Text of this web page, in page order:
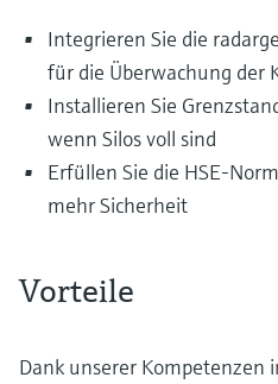
Integrieren Sie die
für die Überwachung der
Installieren Sie
wenn Silos voll sind
Erfüllen Sie die HSE-
mehr Sicherheit
Vorteile
Dank unserer Kompetenzen